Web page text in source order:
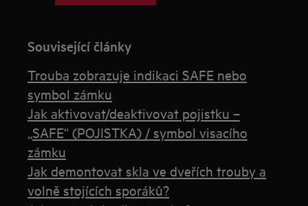
Související články
Trouba zobrazuje indikaci SAFE nebo
symbol zámku
Jak aktivovat/deaktivovat pojistku –
„SAFE“ (POJISTKA) / symbol visacího
zámku
Jak demontovat skla ve dveřích trouby a
volně stojících sporáků?